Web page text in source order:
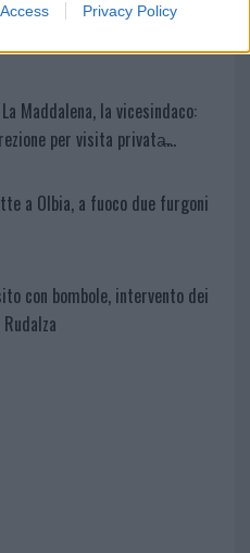
Privacy Policy
e Alfa: Olbia ombelico del
Maddalena, la vicesindaco:
per visita privata̶…
a Olbia, a fuoco due furgoni
con bombole, intervento dei